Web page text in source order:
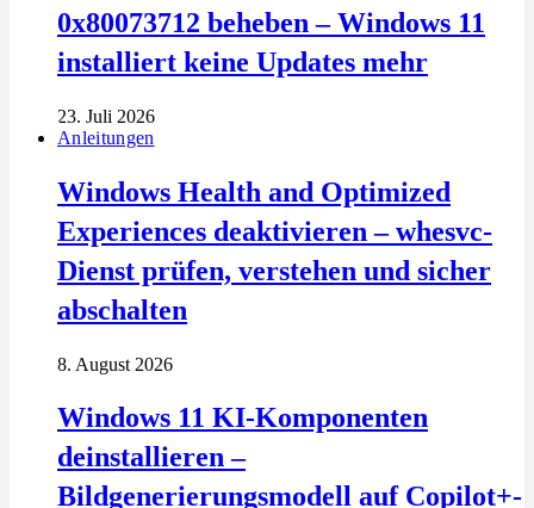
0x80073712 beheben – Windows 11
installiert keine Updates mehr
23. Juli 2026
Anleitungen
Windows Health and Optimized
Experiences deaktivieren – whesvc-
Dienst prüfen, verstehen und sicher
abschalten
8. August 2026
Windows 11 KI-Komponenten
deinstallieren –
Bildgenerierungsmodell auf Copilot+-